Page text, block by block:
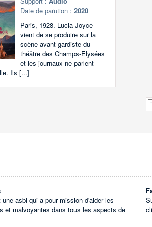
Date de parution :2020
Paris, 1928. Lucia Joyce
vient de se produire sur la
scène avant-gardiste du
théâtre des Champs-Elysées
et les journaux ne parlent
Ils [...]
asbl qui a pour mission d'aider les
et malvoyantes dans tous les aspects de